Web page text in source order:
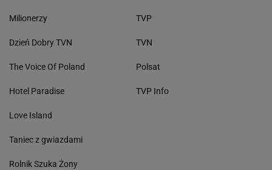
Milionerzy
Dzień Dobry TVN
The Voice Of Poland
Hotel Paradise
Love Island
Taniec z gwiazdami
Rolnik Szuka Żony
TVP
TVN
Polsat
TVP Info